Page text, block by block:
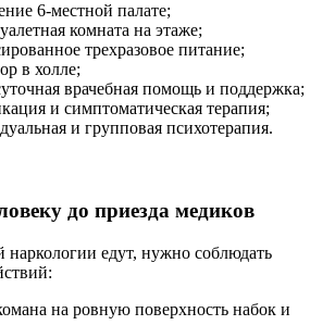
6-местной палате;
комната на этаже;
трехразовое питание;
в холле;
врачебная помощь и поддержка;
и симптоматическая терапия;
и групповая психотерапия.
до приезда медиков
наркологии едут, нужно соблюдать
на ровную поверхность набок и